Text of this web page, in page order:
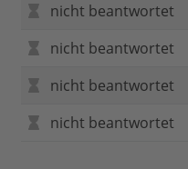
nicht beantwortet
nicht beantwortet
nicht beantwortet
nicht beantwortet